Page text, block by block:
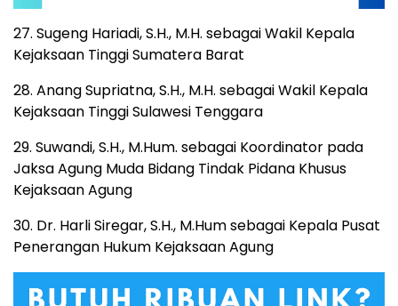
27. Sugeng Hariadi, S.H., M.H. sebagai Wakil Kepala
Kejaksaan Tinggi Sumatera Barat
28. Anang Supriatna, S.H., M.H. sebagai Wakil Kepala
Kejaksaan Tinggi Sulawesi Tenggara
29. Suwandi, S.H., M.Hum. sebagai Koordinator pada
Jaksa Agung Muda Bidang Tindak Pidana Khusus
Kejaksaan Agung
30. Dr. Harli Siregar, S.H., M.Hum sebagai Kepala Pusat
Penerangan Hukum Kejaksaan Agung